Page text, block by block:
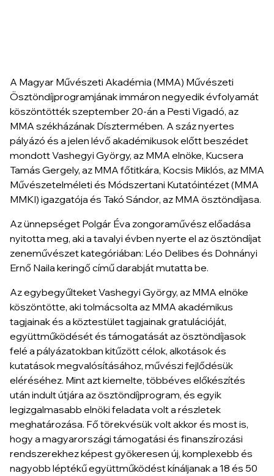
A Magyar Művészeti Akadémia (MMA) Művészeti
Ösztöndíjprogramjának immáron negyedik évfolyamát
köszöntötték szeptember 20-án a Pesti Vigadó, az
MMA székházának Dísztermében. A száz nyertes
pályázó és a jelen lévő akadémikusok előtt beszédet
mondott Vashegyi György, az MMA elnöke, Kucsera
Tamás Gergely, az MMA főtitkára, Kocsis Miklós, az MMA
Művészetelméleti és Módszertani Kutatóintézet (MMA
MMKI) igazgatója és Takó Sándor, az MMA ösztöndíjasa.
Az ünnepséget Polgár Éva zongoraművész előadása
nyitotta meg, aki a tavalyi évben nyerte el az ösztöndíjat
zeneművészet kategóriában: Léo Delibes és Dohnányi
Ernő Naila keringő című darabját mutatta be.
Az egybegyűlteket Vashegyi György, az MMA elnöke
köszöntötte, aki tolmácsolta az MMA akadémikus
tagjainak és a köztestület tagjainak gratulációját,
együttműködését és támogatását az ösztöndíjasok
felé a pályázatokban kitűzött célok, alkotások és
kutatások megvalósításához, művészi fejlődésük
eléréséhez. Mint azt kiemelte, többéves előkészítés
után indult útjára az ösztöndíjprogram, és egyik
legizgalmasabb elnöki feladata volt a részletek
meghatározása. Fő törekvésük volt akkor és most is,
hogy a magyarországi támogatási és finanszírozási
rendszerekhez képest gyökeresen új, komplexebb és
nagyobb léptékű együttműködést kínáljanak a 18 és 50